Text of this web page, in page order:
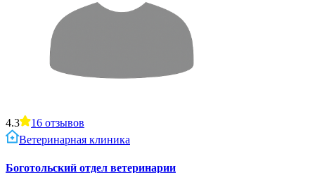
4.3 16 отзывов
Ветеринарная клиника
Боготольский отдел ветеринарии